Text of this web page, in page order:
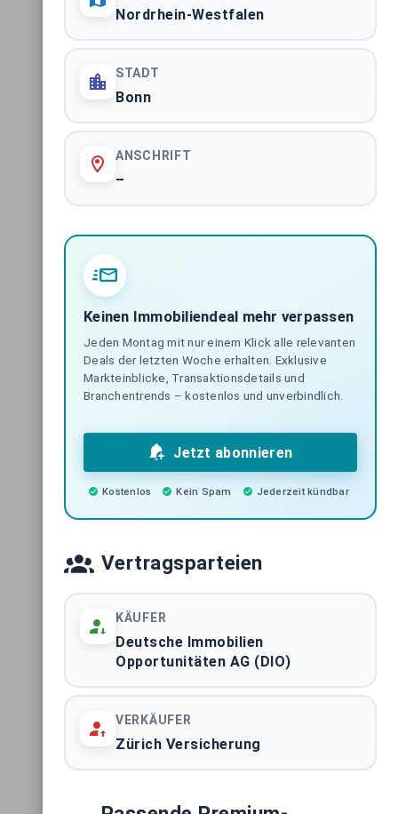
Nordrhein-Westfalen
STADT
Bonn
ANSCHRIFT
–
Keinen Immobiliendeal mehr verpassen
Jeden Montag mit nur einem Klick alle relevanten
Deals der letzten Woche erhalten. Exklusive
Markteinblicke, Transaktionsdetails und
Branchentrends – kostenlos und unverbindlich.
Jetzt abonnieren
Kostenlos Kein Spam Jederzeit kündbar
Vertragsparteien
KÄUFER
Deutsche Immobilien
Opportunitäten AG (DIO)
VERKÄUFER
Zürich Versicherung